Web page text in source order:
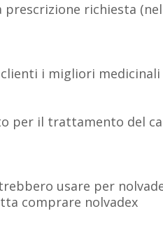
prescrizione richiesta
i migliori medicinali
per il trattamento del
usare per
comprare nolvadex